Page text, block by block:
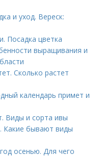
и уход. Вереск:
Посадка цветка
выращивания и
Сколько растет
календарь примет и
Виды и сорта ивы
Какие бывают виды
осенью. Для чего